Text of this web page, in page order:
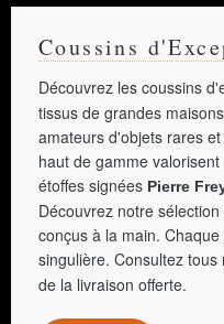
Coussins
Découvrez les coussins
tissus de grandes
amateurs d'objets rares
haut de gamme
étoffes signées Pierre
Découvrez notre
conçus à la main.
singulière. Consultez tous
de la livraison offerte.